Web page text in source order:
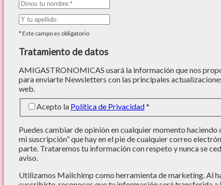
*Este campo es obligatorio
Tratamiento de datos
AMIGASTRONOMICAS usará la información que nos
para enviarte Newsletters con las principales
web.
Acepto la Política de Privacidad*
Puedes cambiar de opinión en cualquier momento haciendo
mi suscripción” que hay en el pie de cualquier correo
parte. Trataremos tu información con respeto y nunca se
aviso.
Utilizamos Mailchimp como herramienta de marketing. Al